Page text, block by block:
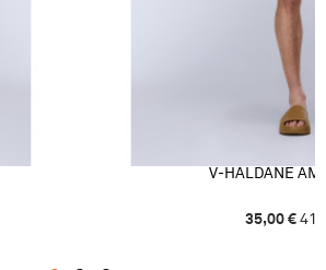
V-HALDANE
35,00 € 41